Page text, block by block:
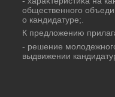
общественного
о кандидатуре;.
К предлοжению
- решение
выдвижении